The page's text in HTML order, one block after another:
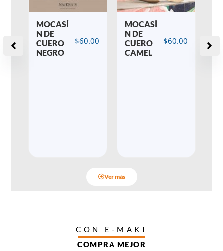
MOCASÍ
N DE
CUERO
NEGRO
$60.00
MOCASÍ
N DE
CUERO
CAMEL
$60.00
Ver más
CON E-MAKI
COMPRA MEJOR